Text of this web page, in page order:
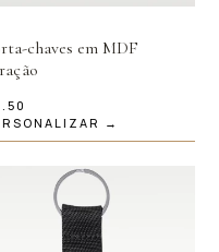
chaves em MDF
→